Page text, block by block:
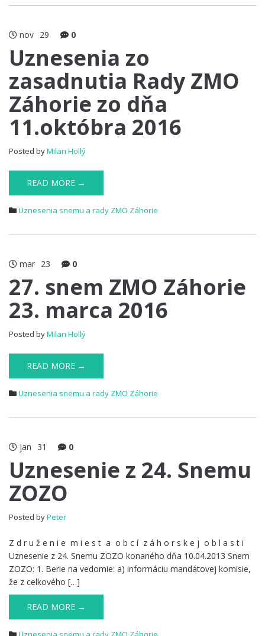
nov 29 0
Uznesenia zo
zasadnutia Rady ZMO
Záhorie zo dňa
11.októbra 2016
Posted byMilan Hollý
READ MORE →
Uznesenia snemu a rady ZMO Záhorie
mar 23 0
27. snem ZMO Záhorie
23. marca 2016
Posted byMilan Hollý
READ MORE →
Uznesenia snemu a rady ZMO Záhorie
jan 31 0
Uznesenie z 24. Snemu
ZOZO
Posted byPeter
Z d r u ž e n i e m i e s t a o b c í z á h o r s k e j o b l a s t i
Uznesenie z 24. Snemu ZOZO konaného dňa 10.04.2013 Snem
ZOZO: 1. Berie na vedomie: a) informáciu mandátovej komisie,
že z celkového […]
READ MORE →